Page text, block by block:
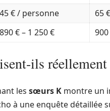
45 € / personne
65
890 € – 1 250 €
ils réellement
les sœurs K montre un
à une enquête détaillée